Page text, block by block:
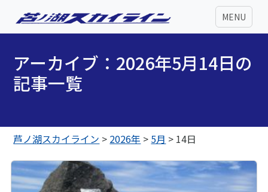
MENU
アーカイブ：2026年5月14日の
記事一覧
芦ノ湖スカイライン > 2026年 > 5月 > 14日